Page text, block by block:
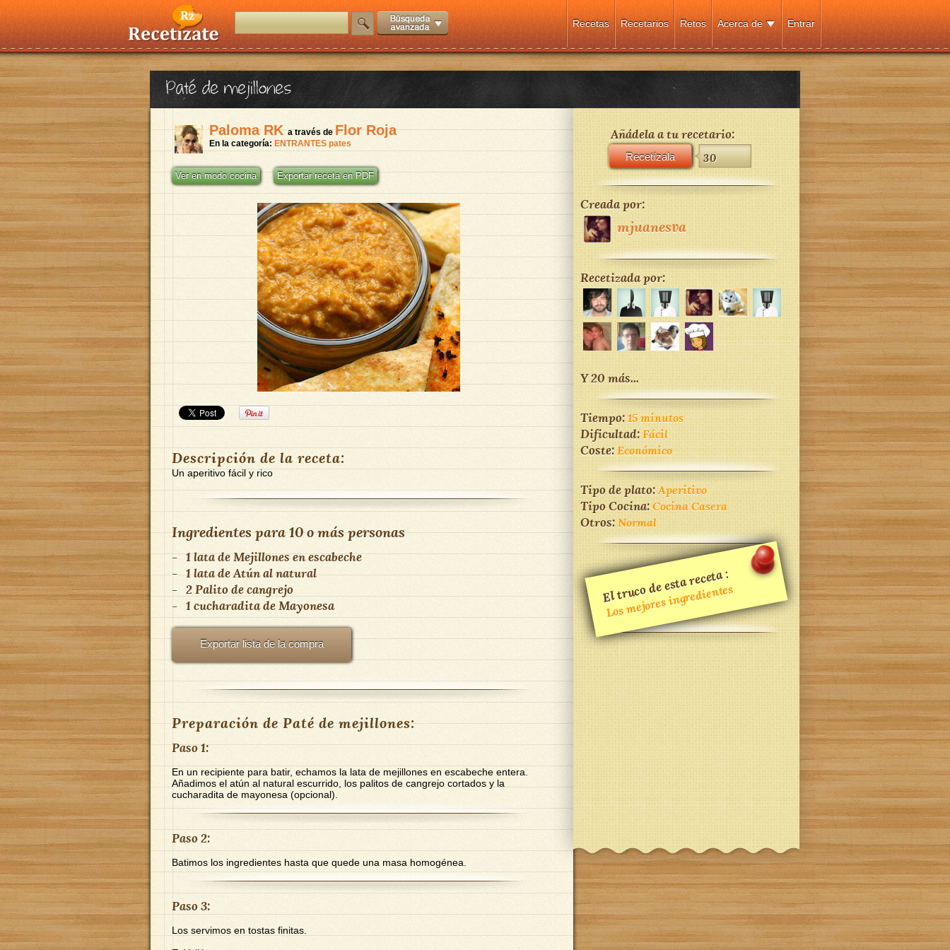
Entrar
Acerca de
Retos
Recetarios
Recetas
Paté de mejillones
Paloma RKa través deFlor Roja
En la categoría: ENTRANTES pates
Ver en modo cocina Exportar receta en PDF
Descripción de la receta:
Un aperitivo fácil y rico
Ingredientes para10 o más personas
- 1 latadeMejillones en escabeche
- 1 latadeAtún al natural
- 2Palito de cangrejo
- 1 cucharaditadeMayonesa
Exportar lista de la compra
Preparación de Paté de mejillones:
Paso 1:
En un recipiente para batir, echamos la lata de mejillones en escabeche entera.
Añadimos el atún al natural escurrido, los palitos de cangrejo cortados y la
cucharadita de mayonesa (opcional).
Paso 2:
Batimos los ingredientes hasta que quede una masa homogénea.
Paso 3:
Los servimos en tostas finitas.
Añádela a tu recetario:
Recetízala 30
Creada por:
mjuanesva
Recetizada por:
Y 20 más...
Tiempo:15 minutos
Dificultad:Fácil
Coste:Económico
Tipo de plato:Aperitivo
Tipo Cocina:Cocina Casera
Otros:Normal
El truco de esta receta :
Los mejores ingredientes